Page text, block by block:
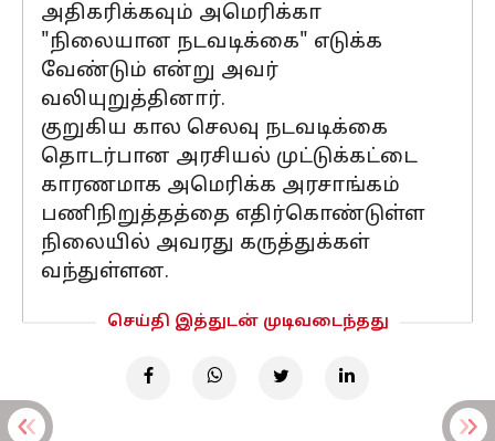
அதிகரிக்கவும் அமெரிக்கா
"நிலையான நடவடிக்கை" எடுக்க
வேண்டும் என்று அவர்
வலியுறுத்தினார்.
குறுகிய கால செலவு நடவடிக்கை
தொடர்பான அரசியல் முட்டுக்கட்டை
காரணமாக அமெரிக்க அரசாங்கம்
பணிநிறுத்தத்தை எதிர்கொண்டுள்ள
நிலையில் அவரது கருத்துக்கள்
வந்துள்ளன.
செய்தி இத்துடன் முடிவடைந்தது